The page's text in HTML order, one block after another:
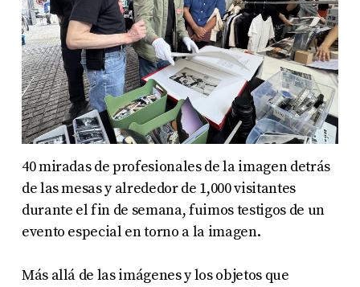
40 miradas de profesionales de la imagen detrás
de las mesas y alrededor de 1,000 visitantes
durante el fin de semana, fuimos testigos de un
evento especial en torno a la imagen.
Más allá de las imágenes y los objetos que